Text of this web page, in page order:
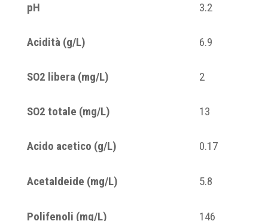
pH 3.2
Acidità (g/L) 6.9
SO2 libera (mg/L) 2
SO2 totale (mg/L) 13
Acido acetico (g/L) 0.17
Acetaldeide (mg/L) 5.8
Polifenoli (mg/L) 146